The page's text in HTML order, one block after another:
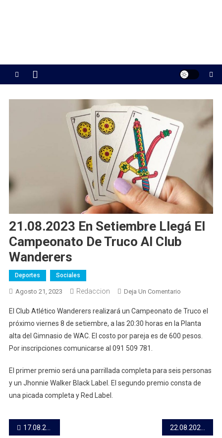
21.08.2023 En Setiembre Llegá El
Campeonato De Truco Al Club
Wanderers
Deportes Sociales
Agosto 21, 2023 Redaccion Deja Un ComentarioEn
En
Setiembre
Llegá
De
Truco
El Club Atlético Wanderers realizará un Campeonato de Truco el
próximo viernes 8 de setiembre, a las 20:30 horas en la Planta
alta del Gimnasio de WAC. El costo por pareja es de 600 pesos.
Por inscripciones comunicarse al 091 509 781.
El primer premio será una parrillada completa para seis personas
y un Jhonnie Walker Black Label. El segundo premio consta de
una picada completa y Red Label.
Navegación
17.08.2023 Wanderers se enfrentará con Juventud de Colonia en la Fase Preliminar de la Copa AUF Uruguay 22.08.2023 ASSE entregó ambulancia y minibús para transporte de pacientes en Santa Lucía